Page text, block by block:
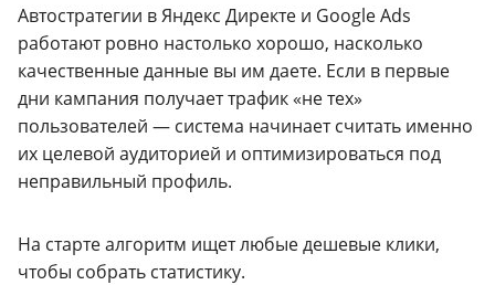
Автостратегии в Яндекс Директе и Google Ads
работают ровно настолько хорошо, насколько
качественные данные вы им даете. Если в первые
дни кампания получает трафик «не тех»
пользователей — система начинает считать именно
их целевой аудиторией и оптимизироваться под
неправильный профиль.
На старте алгоритм ищет любые дешевые клики,
чтобы собрать статистику.